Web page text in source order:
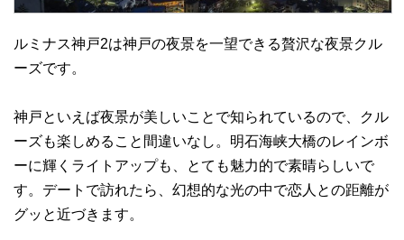
ルミナス神戸2は神戸の夜景を一望できる贅沢な夜景クル
ーズです。
神戸といえば夜景が美しいことで知られているので、クル
ーズも楽しめること間違いなし。明石海峡大橋のレインボ
ーに輝くライトアップも、とても魅力的で素晴らしいで
す。デートで訪れたら、幻想的な光の中で恋人との距離が
グッと近づきます。